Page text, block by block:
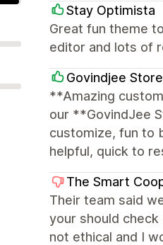
Stay Optimista
Great fun theme
editor and lots of
Govindjee
**Amazing
our **GovindJee
customize, fun to
helpful, quick to
The Smart
Their team said
your should
not ethical and I